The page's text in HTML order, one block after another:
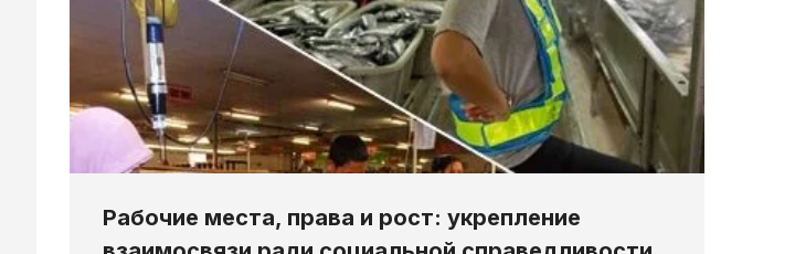
Рабочие места, права и рост: укрепление